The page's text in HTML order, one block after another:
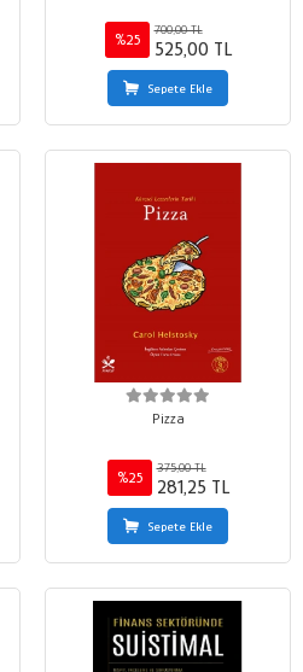
%25
700,00 TL
525,00 TL
Sepete Ekle
Pizza
%25
375,00 TL
281,25 TL
Sepete Ekle